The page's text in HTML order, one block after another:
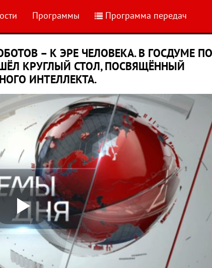
Программы Программа передач
– К ЭРЕ ЧЕЛОВЕКА. В ГОСДУМЕ ПО
КРУГЛЫЙ СТОЛ, ПОСВЯЩЁННЫЙ
ИНТЕЛЛЕКТА.